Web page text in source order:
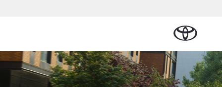
Cruiser
ELEKTRISCH
Plan een proefrit
Onderdelen &
Accessoires
Schade melden
Oplaadservice
Contact en
Route
Bedrijfswagens
Plan een
proefrit